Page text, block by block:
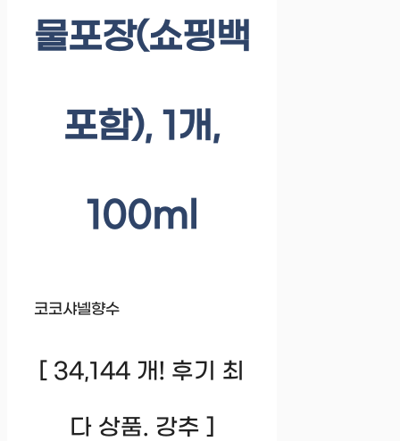
물포장(쇼핑백
포함), 1개,
100ml
코코샤넬향수
[ 34,144 개! 후기 최
다 상품. 강추 ]